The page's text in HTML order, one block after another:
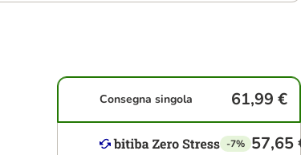
Consegna singola 61,99 €
-7% 57,65